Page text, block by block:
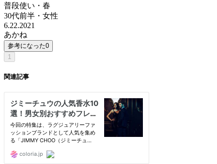
普段使い・春
30代前半 ・ 女性
6.22.2021
あかね
参考になった0
1
関連記事